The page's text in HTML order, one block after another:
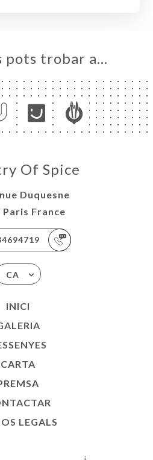
pots trobar a…
Of Spice
Duquesne
Paris France
CA
INICI
CARTA
LEGALS